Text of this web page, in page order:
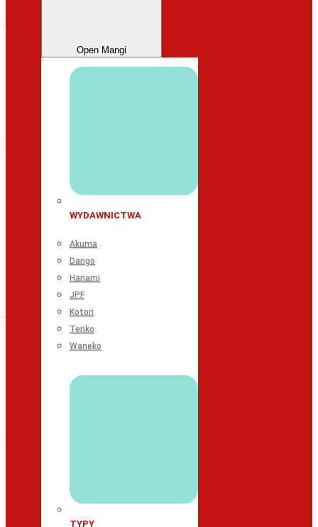
Open Mangi
WYDAWNICTWA
Akuma
Dango
Hanami
JPF
Kotori
Tenko
Waneko
TYPY